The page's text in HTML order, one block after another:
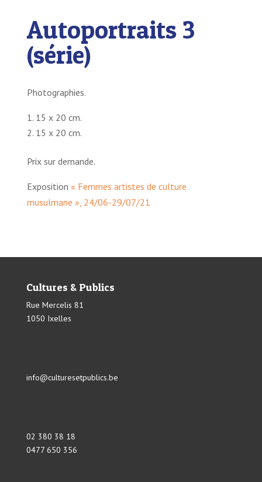
Autoportraits 3
(série)
Photographies.
15 x 20 cm.
15 x 20 cm.
Prix sur demande.
Exposition « Femmes artistes de culture
musulmane », 24/06-29/07/21
Cultures & Publics
Rue Mercelis 81
1050 Ixelles
info@culturesetpublics.be
02 380 38 18
0477 650 356